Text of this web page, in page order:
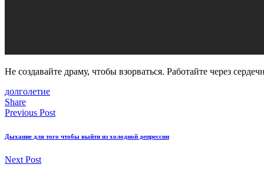
Не создавайте драму, чтобы взорваться. Работайте через
долголетие
Share
Previous Post
Дыхание для того чтобы выйти из холодной депрессии
Next Post